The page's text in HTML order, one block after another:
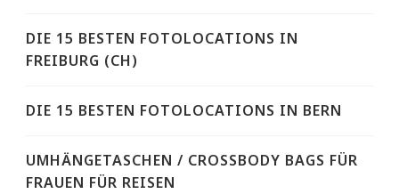
DIE 15 BESTEN FOTOLOCATIONS IN
FREIBURG (CH)
DIE 15 BESTEN FOTOLOCATIONS IN BERN
UMHÄNGETASCHEN / CROSSBODY BAGS FÜR
FRAUEN FÜR REISEN